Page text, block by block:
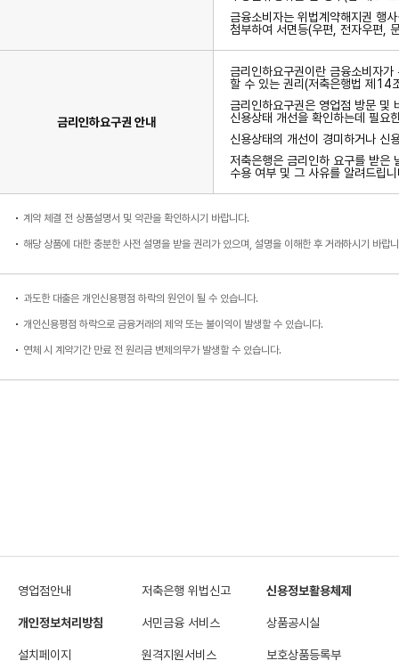
금융소비자는 위법계약해지권 행
첨부하여 서면등(우편, 전자우편,
금리인하요구권 안내
금리인하요구권이란 금융소비자
할 수 있는 권리(저축은행법 제14
금리인하요구권은 영업점 방문 및
신용상태 개선을 확인하는데 필요
신용상태의 개선이 경미하거나 신
저축은행은 금리인하 요구를 받은
수용 여부 및 그 사유를 알려드립
계약 체결 전 상품설명서 및 약관을 확인하시기 바랍니다.
해당 상품에 대한 충분한 사전 설명을 받을 권리가 있으며, 설명을 이해한 후 거래하시기 바랍
과도한 대출은 개인신용평점 하락의 원인이 될 수 있습니다.
개인신용평점 하락으로 금융거래의 제약 또는 불이익이 발생할 수 있습니다.
연체 시 계약기간 만료 전 원리금 변제의무가 발생할 수 있습니다.
영업점안내 저축은행 위법신고 신용정보활용체제
개인정보처리방침 서민금융 서비스 상품공시실
설치페이지 원격지원서비스 보호상품등록부